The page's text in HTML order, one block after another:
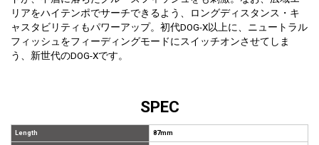
リアをハイテンポでサーチできるよう、ロングディスタンス・キ
ャスタビリティもパワーアップ。初代DOG-X以上に、ニュートラル
フィッシュをフィーディングモードにスイッチオンさせてしま
う、新世代のDOG-Xです。
SPEC
Length 87mm